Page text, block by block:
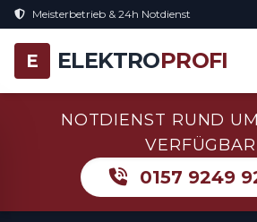
Meisterbetrieb & 24h Notdienst
E ELEKTROPROFI
NOTDIENST RUND
VERFÜGBAR
0157 9249